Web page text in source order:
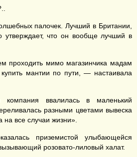
палочек. Лучший в Британии,
утверждает, что он вообще лучший в
проходить мимо магазинчика мадам
мантии по пути, — настаивала
компания ввалилась в маленький
разными цветами вывеска
все случаи жизни».
приземистой улыбающейся
розовато-лиловый халат.